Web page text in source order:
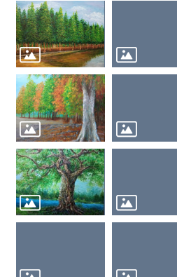
回
首
頁
English
市
府
首
頁